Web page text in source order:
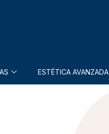
ESTÉTICA AVANZADA